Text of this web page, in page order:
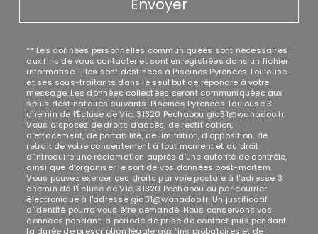
Envoyer
** Les données personnelles communiquées sont nécessaires
aux fins de vous contacter et sont enregistrées dans un fichier
informatisé. Elles sont destinées à Piscines Pyrénées Toulouse
et ses sous-traitants dans le seul but de répondre à votre
message. Les données collectées seront communiquées aux
seuls destinataires suivants: Piscines Pyrénées Toulouse 3
chemin de l'Écluse de Vic, 31320 Pechabou gia31@wanadoo.fr.
Vous disposez de droits d’accès, de rectification,
d’effacement, de portabilité, de limitation, d’opposition, de
retrait de votre consentement à tout moment et du droit
d’introduire une réclamation auprès d’une autorité de contrôle,
ainsi que d’organiser le sort de vos données post-mortem.
Vous pouvez exercer ces droits par voie postale à l'adresse 3
chemin de l'Écluse de Vic, 31320 Pechabou ou par courrier
électronique à l'adresse gia31@wanadoo.fr. Un justificatif
d'identité pourra vous être demandé. Nous conservons vos
données pendant la période de prise de contact puis pendant
la durée de prescription légale aux fins probatoires et de